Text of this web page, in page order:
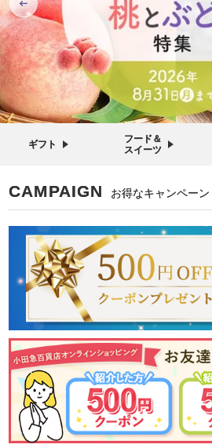
ギフト
フード＆
スイーツ
CAMPAIGN お得なキャンペーン